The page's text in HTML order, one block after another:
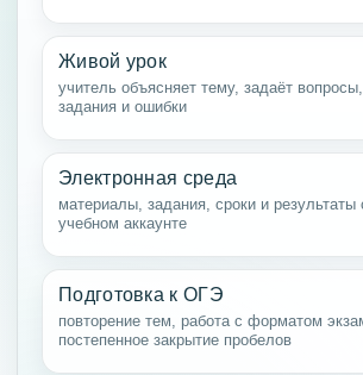
Живой урок
учитель объясняет тему, задаёт
задания и ошибки
Электронная среда
материалы, задания, сроки и результаты
учебном аккаунте
Подготовка к ОГЭ
повторение тем, работа с форматом
постепенное закрытие пробелов